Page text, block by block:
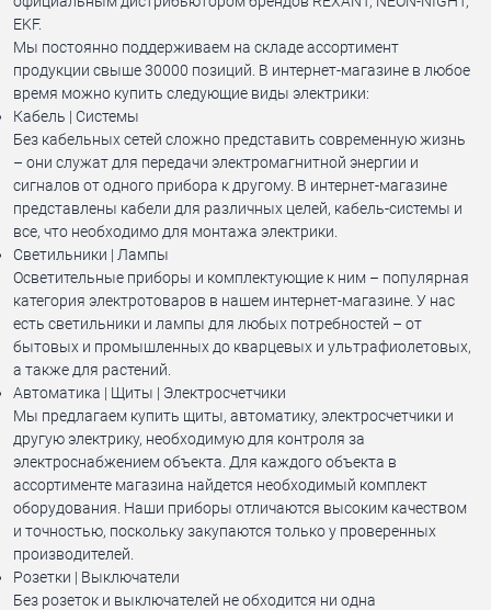
EKF.
Мы постоянно поддерживаем на складе ассортимент
продукции свыше 30000 позиций. В интернет-магазине в любое
время можно купить следующие виды электрики:
Кабель | Системы
Без кабельных сетей сложно представить современную жизнь
– они служат для передачи электромагнитной энергии и
сигналов от одного прибора к другому. В интернет-магазине
представлены кабели для различных целей, кабель-системы и
все, что необходимо для монтажа электрики.
Светильники | Лампы
Осветительные приборы и комплектующие к ним – популярная
категория электротоваров в нашем интернет-магазине. У нас
есть светильники и лампы для любых потребностей – от
бытовых и промышленных до кварцевых и ультрафиолетовых,
а также для растений.
Автоматика | Щиты | Электросчетчики
Мы предлагаем купить щиты, автоматику, электросчетчики и
другую электрику, необходимую для контроля за
электроснабжением объекта. Для каждого объекта в
ассортименте магазина найдется необходимый комплект
оборудования. Наши приборы отличаются высоким качеством
и точностью, поскольку закупаются только у проверенных
производителей.
Розетки | Выключатели
Без розеток и выключателей не обходится ни одна